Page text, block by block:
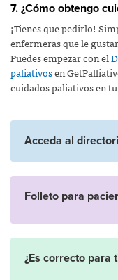
7. ¿Cómo obtengo
¡Tienes que pedirlo!
enfermeras que le
Puedes empezar con el
paliativosen
cuidados paliativos en
Acceda al
Folleto para
¿Es correcto para